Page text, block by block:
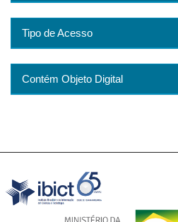
Tipo de Acesso
Contém Objeto Digital